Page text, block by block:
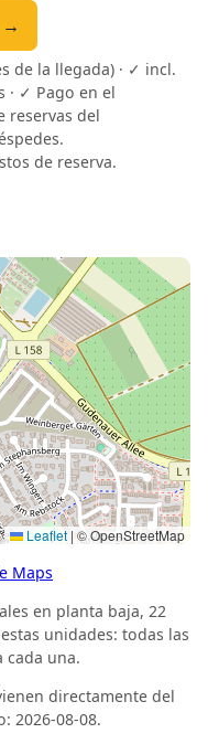
→
de la llegada) · ✓ incl.
· ✓ Pago en el
reservas del
de reserva.
Leaflet | © OpenStreetMap
Maps
en planta baja, 22
unidades: todas las
cada una.
directamente del
2026-08-08.